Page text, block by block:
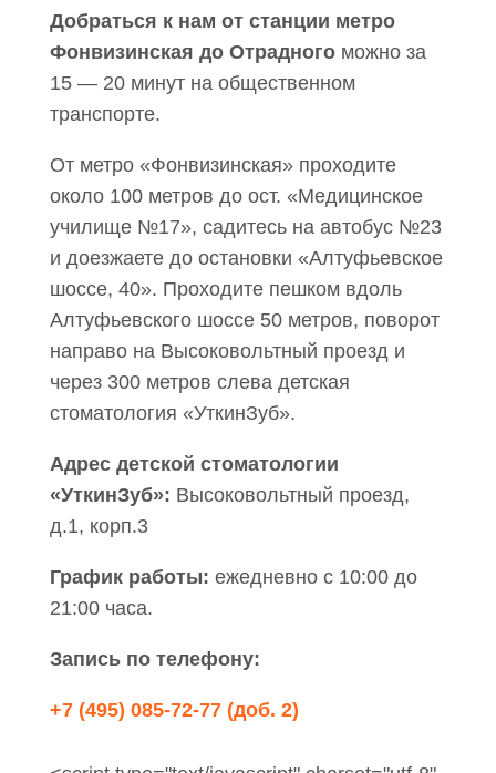
Добраться к нам от станции метро
Фонвизинская до Отрадногоможно за
15 — 20 минут на общественном
транспорте.
От метро «Фонвизинская» проходите
около 100 метров до ост. «Медицинское
училище №17», садитесь на автобус №23
и доезжаете до остановки «Алтуфьевское
шоссе, 40». Проходите пешком вдоль
Алтуфьевского шоссе 50 метров, поворот
направо на Высоковольтный проезд и
через 300 метров слева детская
стоматология «УткинЗуб».
Адрес детской стоматологии
«УткинЗуб»: Высоковольтный проезд,
д.1, корп.3
График работы: ежедневно с 10:00 до
21:00 часа.
Запись по телефону:
+7 (495) 085-72-77 (доб. 2)